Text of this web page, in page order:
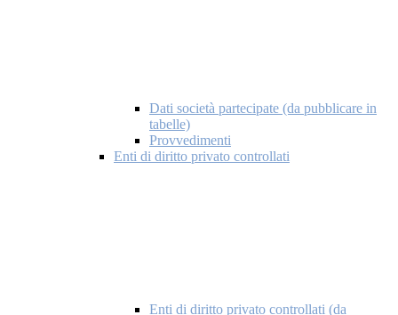
Dati società partecipate (da pubblicare in
tabelle)
Provvedimenti
Enti di diritto privato controllati
Enti di diritto privato controllati (da